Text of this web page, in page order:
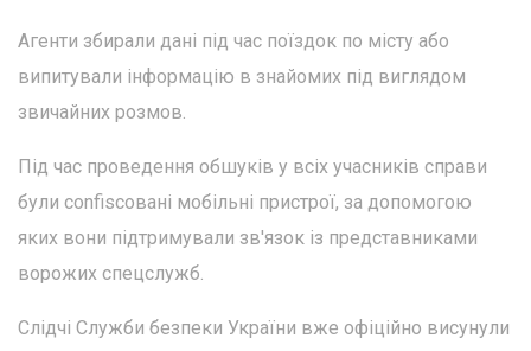
Агенти збирали дані під час поїздок по місту або
випитували інформацію в знайомих під виглядом
звичайних розмов.
Під час проведення обшуків у всіх учасників справи
були confiscовані мобільні пристрої, за допомогою
яких вони підтримували зв'язок із представниками
ворожих спецслужб.
Слідчі Служби безпеки України вже офіційно висунули